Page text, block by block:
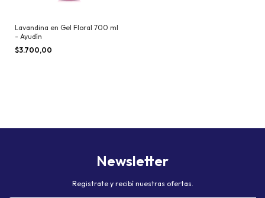
Lavandina en Gel Floral 700 ml
- Ayudín
$3.700,00
Newsletter
Registrate y recibí nuestras ofertas.